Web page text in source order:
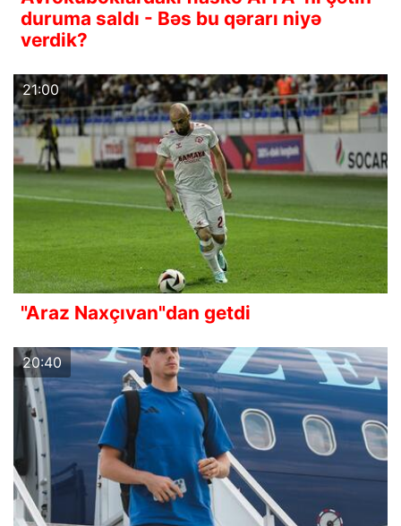
duruma saldı - Bəs bu qərarı niyə
verdik?
21:00
"Araz Naxçıvan"dan getdi
20:40